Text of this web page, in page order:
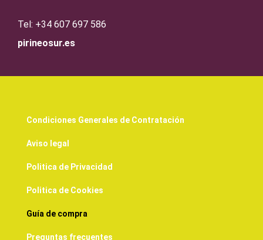
Tel: +34 607 697 586
pirineosur.es
Condiciones Generales de Contratación
Aviso legal
Politica de Privacidad
Politica de Cookies
Guía de compra
Preguntas frecuentes